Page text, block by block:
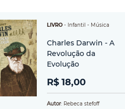
LIVRO - Infantil - Música
Charles Darwin - A
Revolução da
Evolução
R$ 18,00
Autor: Rebeca stefoff